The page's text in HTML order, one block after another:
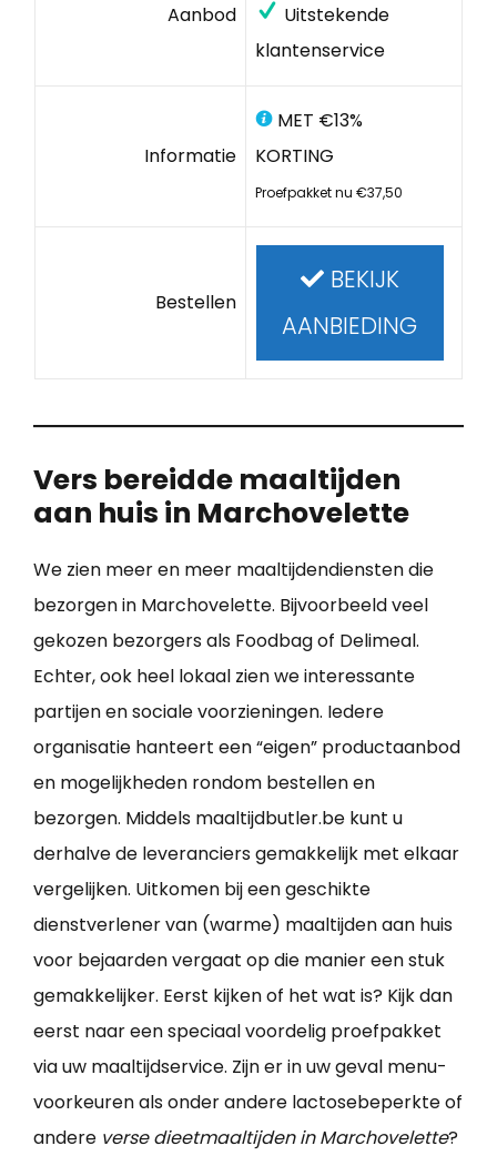
Aanbod
Uitstekende
klantenservice
Informatie
MET €13%
KORTING
Proefpakket nu €37,50
Bestellen
BEKIJK
AANBIEDING
Vers bereidde maaltijden
aan huis in Marchovelette
We zien meer en meer maaltijdendiensten die
bezorgen in Marchovelette. Bijvoorbeeld veel
gekozen bezorgers als Foodbag of Delimeal.
Echter, ook heel lokaal zien we interessante
partijen en sociale voorzieningen. Iedere
organisatie hanteert een “eigen” productaanbod
en mogelijkheden rondom bestellen en
bezorgen. Middels maaltijdbutler.be kunt u
derhalve de leveranciers gemakkelijk met elkaar
vergelijken. Uitkomen bij een geschikte
dienstverlener van (warme) maaltijden aan huis
voor bejaarden vergaat op die manier een stuk
gemakkelijker. Eerst kijken of het wat is? Kijk dan
eerst naar een speciaal voordelig proefpakket
via uw maaltijdservice. Zijn er in uw geval menu-
voorkeuren als onder andere lactosebeperkte of
andere verse dieetmaaltijden in Marchovelette?